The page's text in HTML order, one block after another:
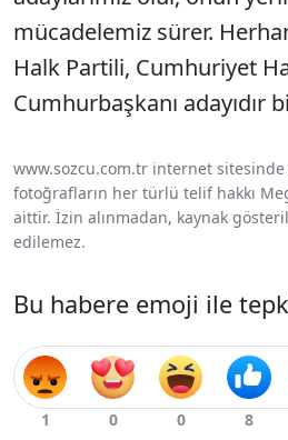
mücadelemiz sürer.
Halk Partili, Cumhuriyet
Cumhurbaşkanı adayıdır
www.sozcu.com.tr internet sitesinde
fotoğrafların her türlü telif hakkı
aittir. İzin alınmadan, kaynak
edilemez.
Bu habere emoji ile